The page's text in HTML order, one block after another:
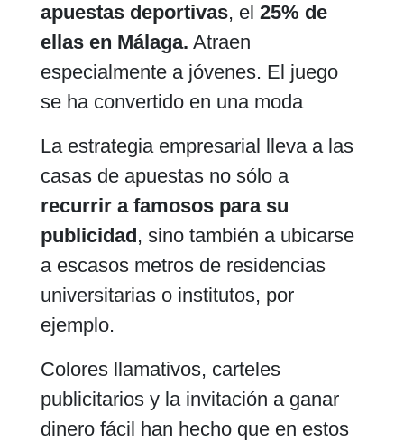
apuestas deportivas, el 25% de
ellas en Málaga. Atraen
especialmente a jóvenes. El juego
se ha convertido en una moda
La estrategia empresarial lleva a las
casas de apuestas no sólo a
recurrir a famosos para su
publicidad, sino también a ubicarse
a escasos metros de residencias
universitarias o institutos, por
ejemplo.
Colores llamativos, carteles
publicitarios y la invitación a ganar
dinero fácil han hecho que en estos